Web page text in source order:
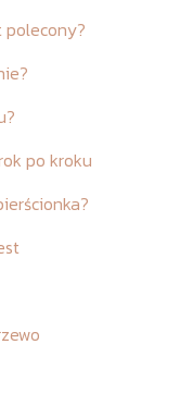
polecony?
po kroku